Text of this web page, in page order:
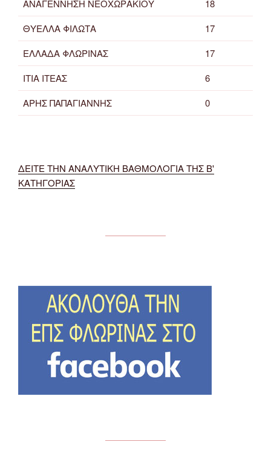
ΑΝΑΓΕΝΝΗΣΗ ΝΕΟΧΩΡΑΚΙΟΥ
18
ΘΥΕΛΛΑ ΦΙΛΩΤΑ
17
ΕΛΛΑΔΑ ΦΛΩΡΙΝΑΣ
17
ΙΤΙΑ ΙΤΕΑΣ
6
ΑΡΗΣ ΠΑΠΑΓΙΑΝΝΗΣ
0
ΔΕΙΤΕ ΤΗΝ ΑΝΑΛΥΤΙΚΗ ΒΑΘΜΟΛΟΓΙΑ ΤΗΣ Β'
ΚΑΤΗΓΟΡΙΑΣ